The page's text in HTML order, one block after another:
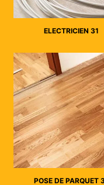
ELECTRICIEN 31
POSE DE PARQUET